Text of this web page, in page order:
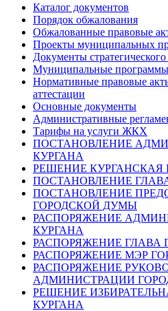
Каталог документов
Порядок обжалования
Обжалованные правовые
Проекты муниципальных
Документы
Муниципальные программы
Нормативные правовые
аттестации
Основные документы
Административные
Тарифы на услуги ЖКХ
ПОСТАНОВЛЕНИЕ
КУРГАНА
РЕШЕНИЕ КУРГАНСКАЯ
ПОСТАНОВЛЕНИЕ
ПОСТАНОВЛЕНИЕ
ГОРОДСКОЙ ДУМЫ
РАСПОРЯЖЕНИЕ
КУРГАНА
РАСПОРЯЖЕНИЕ ГЛАВА
РАСПОРЯЖЕНИЕ МЭР
РАСПОРЯЖЕНИЕ
АДМИНИСТРАЦИИ
РЕШЕНИЕ
КУРГАНА